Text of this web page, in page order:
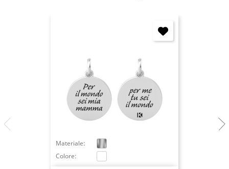
Materiale:
Colore: